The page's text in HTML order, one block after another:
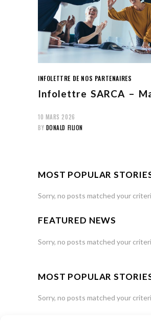
INFOLETTRE DE NOS PARTENAIRES
Infolettre SARCA –
10 MARS 2026
BY DONALD FILION
MOST POPULAR
Sorry, no posts matched your
FEATURED NEWS
Sorry, no posts matched your
MOST POPULAR
Sorry, no posts matched your